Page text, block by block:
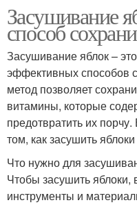
Засушивание
способ
Засушивание яблок –
эффективных способов
метод позволяет
витамины, которые
предотвратить их
том, как засушить
Что нужно для
Чтобы засушить
инструменты и